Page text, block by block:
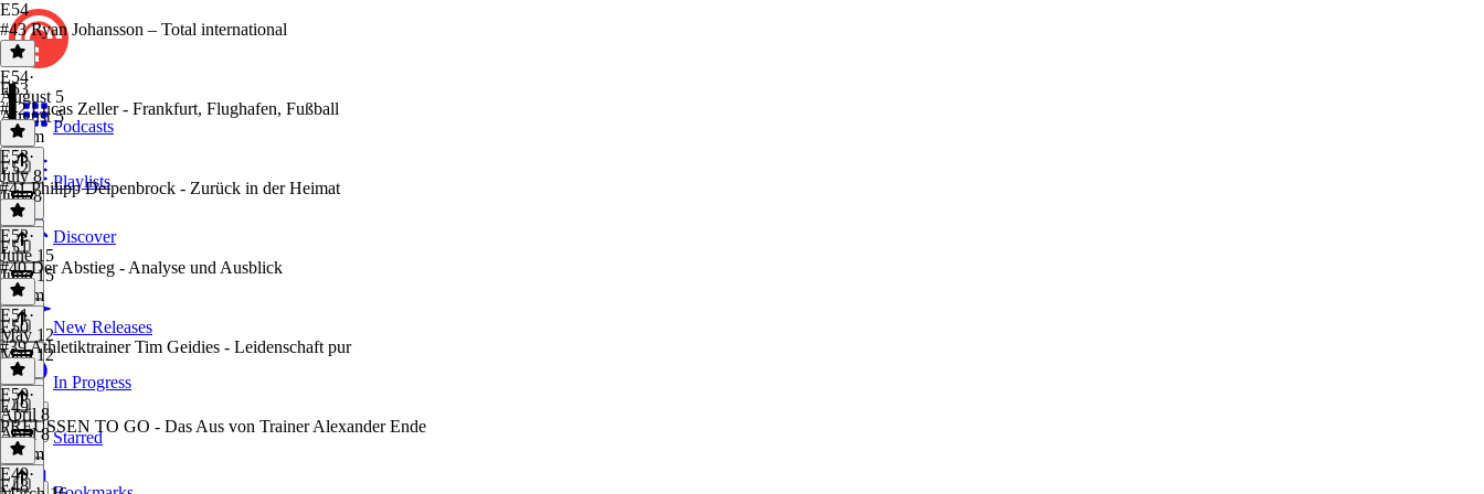
Podcasts
Playlists
Discover
New Releases
In Progress
Starred
E54
#43 Ryan Johansson – Total international
E54·
August 5
August 5
1h 6m
E53
#42 Lucas Zeller - Frankfurt, Flughafen, Fußball
E53·
July 8
July 8
1 hr
E52
#41 Philipp Deipenbrock - Zurück in der Heimat
E52·
June 15
June 15
1h 1m
E51
#40 Der Abstieg - Analyse und Ausblick
E51·
May 12
May 12
1 hr
E50
#39 Athletiktrainer Tim Geidies - Leidenschaft pur
E50·
April 8
April 8
1h 8m
E49
PREUSSEN TO GO - Das Aus von Trainer Alexander Ende
E49·
E48